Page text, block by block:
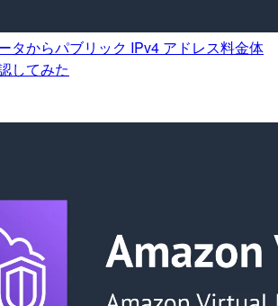
タからパブリック IPv4 アドレス料金体
してみた